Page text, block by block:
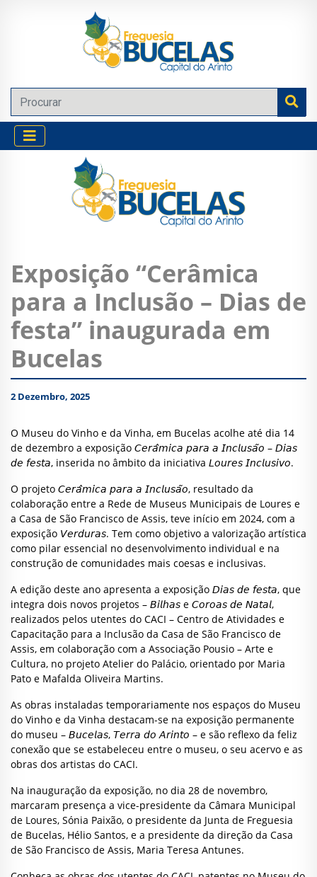
Exposição “Cerâmica
para a Inclusão – Dias de
festa” inaugurada em
Bucelas
2 Dezembro, 2025
O Museu do Vinho e da Vinha, em Bucelas acolhe até dia 14
de dezembro a exposição 𝘊𝘦𝘳𝘢̂𝘮𝘪𝘤𝘢 𝘱𝘢𝘳𝘢 𝘢 𝘐𝘯𝘤𝘭𝘶𝘴𝘢̃𝘰 – 𝘋𝘪𝘢𝘴
𝘥𝘦 𝘧𝘦𝘴𝘵𝘢, inserida no âmbito da iniciativa 𝘓𝘰𝘶𝘳𝘦𝘴 𝘐𝘯𝘤𝘭𝘶𝘴𝘪𝘷𝘰.
O projeto 𝘊𝘦𝘳𝘢̂𝘮𝘪𝘤𝘢 𝘱𝘢𝘳𝘢 𝘢 𝘐𝘯𝘤𝘭𝘶𝘴𝘢̃𝘰, resultado da
colaboração entre a Rede de Museus Municipais de Loures e
a Casa de São Francisco de Assis, teve início em 2024, com a
exposição 𝘝𝘦𝘳𝘥𝘶𝘳𝘢𝘴. Tem como objetivo a valorização artística
como pilar essencial no desenvolvimento individual e na
construção de comunidades mais coesas e inclusivas.
A edição deste ano apresenta a exposição 𝘋𝘪𝘢𝘴 𝘥𝘦 𝘧𝘦𝘴𝘵𝘢, que
integra dois novos projetos – 𝘉𝘪𝘭𝘩𝘢𝘴 e 𝘊𝘰𝘳𝘰𝘢𝘴 𝘥𝘦 𝘕𝘢𝘵𝘢𝘭,
realizados pelos utentes do CACI – Centro de Atividades e
Capacitação para a Inclusão da Casa de São Francisco de
Assis, em colaboração com a Associação Pousio – Arte e
Cultura, no projeto Atelier do Palácio, orientado por Maria
Pato e Mafalda Oliveira Martins.
As obras instaladas temporariamente nos espaços do Museu
do Vinho e da Vinha destacam-se na exposição permanente
do museu – 𝘉𝘶𝘤𝘦𝘭𝘢𝘴, 𝘛𝘦𝘳𝘳𝘢 𝘥𝘰 𝘈𝘳𝘪𝘯𝘵𝘰 – e são reflexo da feliz
conexão que se estabeleceu entre o museu, o seu acervo e as
obras dos artistas do CACI.
Na inauguração da exposição, no dia 28 de novembro,
marcaram presença a vice-presidente da Câmara Municipal
de Loures, Sónia Paixão, o presidente da Junta de Freguesia
de Bucelas, Hélio Santos, e a presidente da direção da Casa
de São Francisco de Assis, Maria Teresa Antunes.